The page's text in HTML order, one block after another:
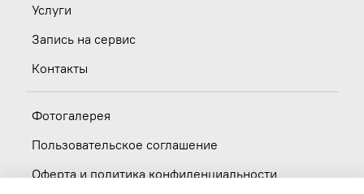
Услуги
Запись на сервис
Контакты
Фотогалерея
Пользовательское соглашение
Оферта и политика конфиденциальности